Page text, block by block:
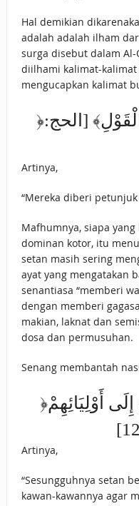
Hal demikian
adalah adalah ilham
surga disebut dalam Al-
diilhami kalimat-
mengucapkan kalimat
﴿وَهُدُوا إِلَى ‌الطَّيِّبِ ‌مِنَ ‌الْقَوْلِ﴾ [الحج:
Artinya,
“Mereka diberi petunjuk
Mafhumnya, siapa
dominan kotor, itu
setan masih sering
ayat yang mengatakan
senantiasa “memberi
dengan memberi
makian, laknat dan
dosa dan permusuhan.
Senang membantah
﴿وَإِنَّ الشَّيَاطِينَ ‌لَيُوحُونَ إِلَى أَوْلِيَائِهِمْ
Artinya,
“Sesungguhnya setan
kawan-kawannya agar